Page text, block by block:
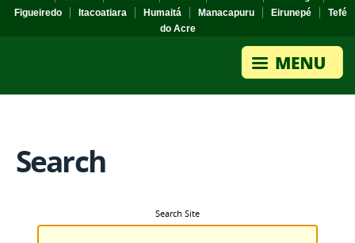
Figueiredo
Itacoatiara Humaitá Manacapuru Eirunepé
Tefé
do Acre
Search
Search Site